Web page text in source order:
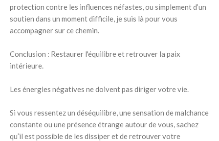
protection contre les influences néfastes, ou simplement d’un
soutien dans un moment difficile, je suis là pour vous
accompagner sur ce chemin.
Conclusion : Restaurer l'équilibre et retrouver la paix
intérieure.
Les énergies négatives ne doivent pas diriger votre vie.
Si vous ressentez un déséquilibre, une sensation de malchance
constante ou une présence étrange autour de vous, sachez
qu’il est possible de les dissiper et de retrouver votre